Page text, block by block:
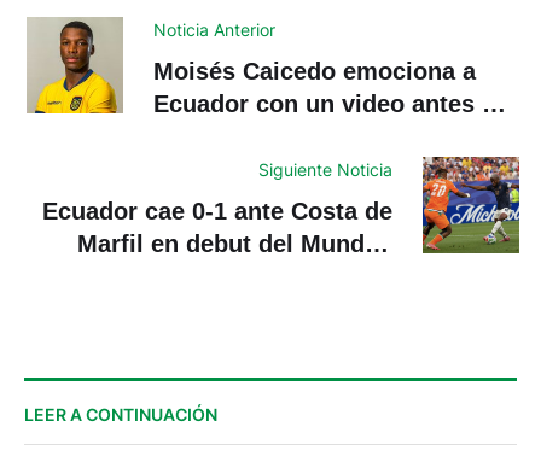
Noticia Anterior
Moisés Caicedo emociona a
Ecuador con un video antes del
Siguiente Noticia
Ecuador cae 0-1 ante Costa de
Marfil en debut del Mundial
LEER A CONTINUACIÓN